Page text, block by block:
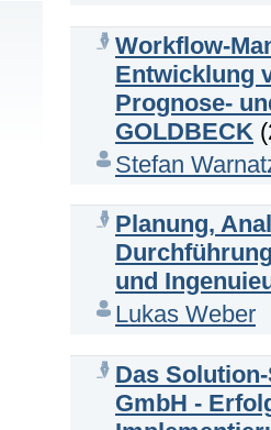
Workflow-
Entwicklung
Prognose-
GOLDBECK
Stefan
Planung,
und
Lukas Weber
Das
GmbH -